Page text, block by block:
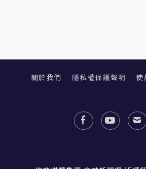
關於我們 隱私權保護聲明 使